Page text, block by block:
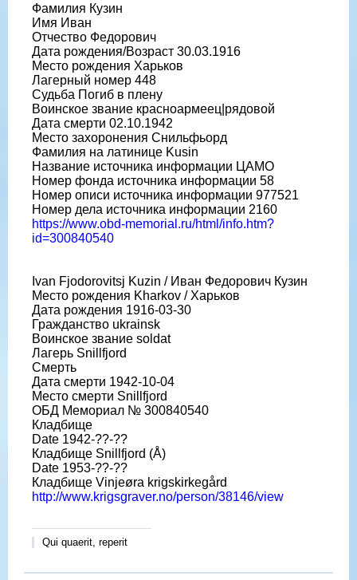
Фамилия Кузин
Имя Иван
Отчество Федорович
Дата рождения/Возраст 30.03.1916
Место рождения Харьков
Лагерный номер 448
Судьба Погиб в плену
Воинское звание красноармеец|рядовой
Дата смерти 02.10.1942
Место захоронения Снильфьорд
Фамилия на латинице Kusin
Название источника информации ЦАМО
Номер фонда источника информации 58
Номер описи источника информации 977521
Номер дела источника информации 2160
https://www.obd-memorial.ru/html/info.htm?
id=300840540
Ivan Fjodorovitsj Kuzin / Иван Федорович Кузин
Место рождения Kharkov / Харьков
Дата рождения 1916-03-30
Гражданство ukrainsk
Воинское звание soldat
Лагерь Snillfjord
Смерть
Дата смерти 1942-10-04
Место смерти Snillfjord
ОБД Мемориал № 300840540
Кладбище
Date 1942-??-??
Кладбище Snillfjord (Å)
Date 1953-??-??
Кладбище Vinjeøra krigskirkegård
http://www.krigsgraver.no/person/38146/view
Qui quaerit, reperit